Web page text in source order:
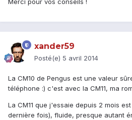
Merci pour vos conseils !
xander59
Posté(e) 5 avril 2014
La CM10 de Pengus est une valeur
téléphone :) c'est avec la CM11, ma
La CM11 que j'essaie depuis 2 mois
dernière fois), fluide, presque autant